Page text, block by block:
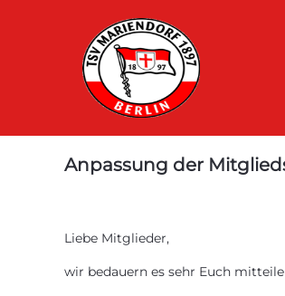
Anpassung der
Liebe Mitglieder,
wir bedauern es sehr Euch